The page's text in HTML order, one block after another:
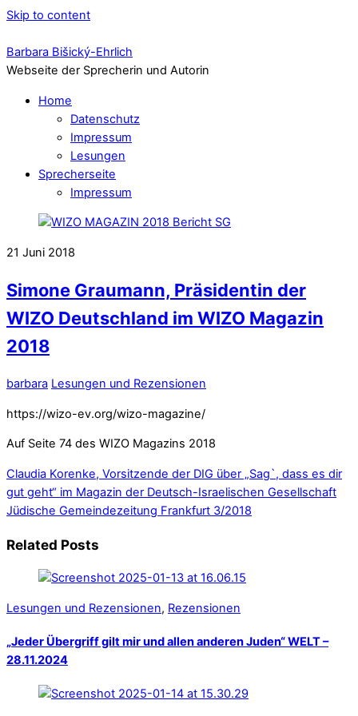
Skip to content
Barbara Bišický-Ehrlich
Webseite der Sprecherin und Autorin
Home
Datenschutz
Impressum
Lesungen
Sprecherseite
Impressum
21 Juni 2018
Simone Graumann, Präsidentin der
WIZO Deutschland im WIZO Magazin
2018
barbara Lesungen und Rezensionen
https://wizo-ev.org/wizo-magazine/
Auf Seite 74 des WIZO Magazins 2018
Claudia Korenke, Vorsitzende der DIG über „Sag`, dass es dir
gut geht“ im Magazin der Deutsch-Israelischen Gesellschaft
Jüdische Gemeindezeitung Frankfurt 3/2018
Related Posts
Lesungen und Rezensionen, Rezensionen
„Jeder Übergriff gilt mir und allen anderen Juden“ WELT –
28.11.2024